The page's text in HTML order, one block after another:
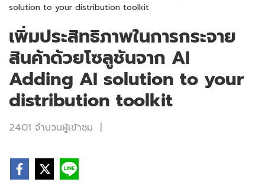
solution to your distribution toolkit
เพิ่มประสิทธิภาพในการกระจาย
สินค้าด้วยโซลูชันจาก AI
Adding AI solution to your
distribution toolkit
2401 จำนวนผู้เข้าชม |